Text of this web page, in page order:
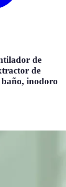
de
de
inodoro